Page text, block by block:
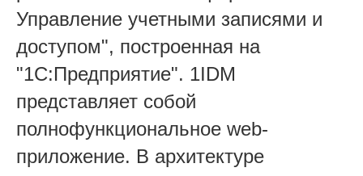
Управление учетными записями и
доступом", построенная на
"1С:Предприятие". 1IDM
представляет собой
полнофункциональное web-
приложение. В архитектуре